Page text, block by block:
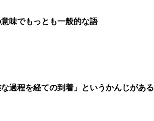
味でもっとも一般的な語
過程を経ての到着」というかんじがある